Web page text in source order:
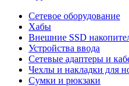
Сетевое оборудование
Хабы
Внешние SSD
Устройства ввода
Сетевые адаптеры и
Чехлы и накладки для
Сумки и рюкзаки